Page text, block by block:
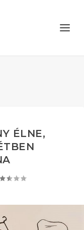
ÉLNE,